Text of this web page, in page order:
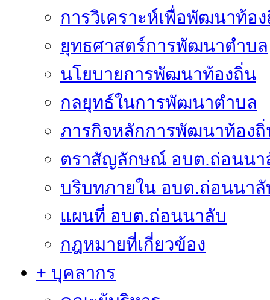
การวิเคราะห์เพื่อพัฒนาท้อ
ยุทธศาสตร์การพัฒนาตำบล
นโยบายการพัฒนาท้องถิ่น
กลยุทธ์ในการพัฒนาตำบล
ภารกิจหลักการพัฒนาท้อง
ตราสัญลักษณ์ อบต.ถ่อนนา
บริบทภายใน อบต.ถ่อนนา
แผนที่ อบต.ถ่อนนาลับ
กฎหมายที่เกี่ยวข้อง
+ บุคลากร